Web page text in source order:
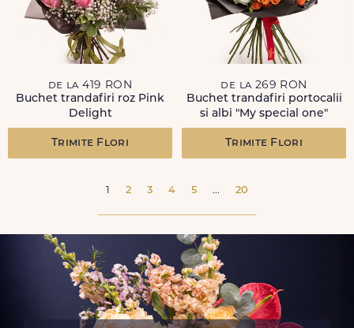
de la 419 RON
Buchet trandafiri roz Pink
Delight
Trimite Flori
de la 269 RON
Buchet trandafiri portocalii
si albi "My special one"
Trimite Flori
1 2 3 4 5 ... 20